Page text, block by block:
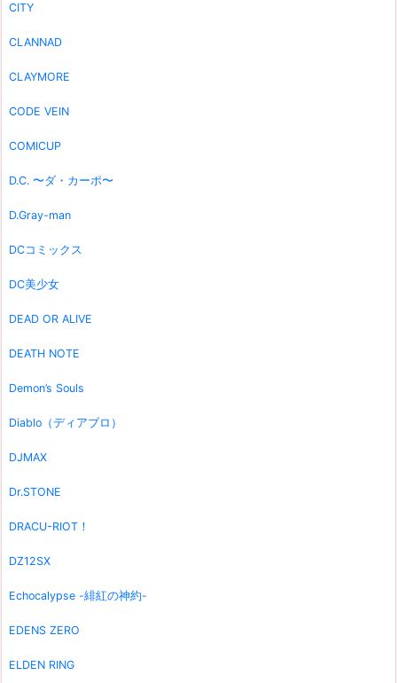
CITY
CLANNAD
CLAYMORE
CODE VEIN
COMICUP
D.C. 〜ダ・カーポ〜
D.Gray-man
DCコミックス
DC美少女
DEAD OR ALIVE
DEATH NOTE
Demon’s Souls
Diablo（ディアブロ）
DJMAX
Dr.STONE
DRACU-RIOT！
DZ12SX
Echocalypse -緋紅の神約-
EDENS ZERO
ELDEN RING